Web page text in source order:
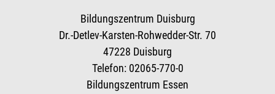
Bildungszentrum Duisburg
Dr.-Detlev-Karsten-Rohwedder-Str. 70
47228 Duisburg
Telefon: 02065-770-0
Bildungszentrum Essen